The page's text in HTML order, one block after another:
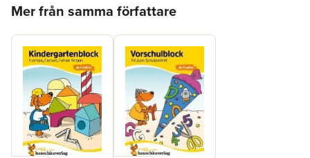
Mer från samma författare